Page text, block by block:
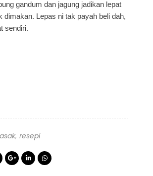
gandum dan jagung jadikan lepat
dimakan. Lepas ni tak payah beli dah,
sendiri.
resepi